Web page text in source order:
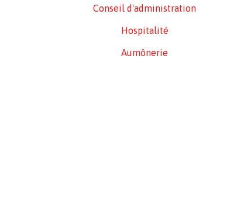
Conseil d'administration
Hospitalité
Aumônerie